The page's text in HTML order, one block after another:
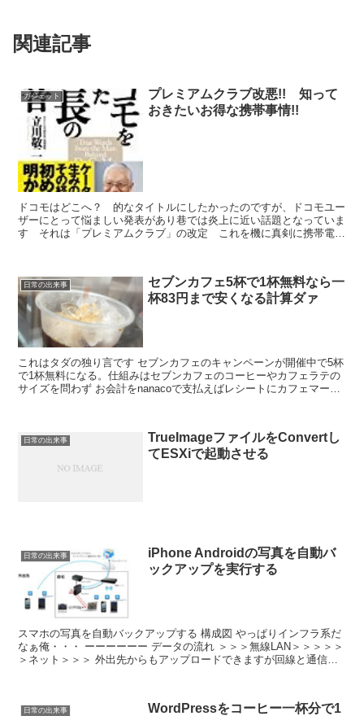
関連記事
ガジェット
プレミアムクラブ改悪!! 知って
おきたいお得な携帯事情!!
ドコモはどこへ？ 的なタイトルにしたかったのですが、ドコモユー
ザーにとって悩ましい発表があり巷では炎上に近い話題となっていま
す それは「プレミアムクラブ」の改定 これを機に真剣に携帯電話
日常の出来事
セブンカフェ5杯で1杯無料なら一
杯83円まで安くなる計算ダァ
これはタダの独り言です セブンカフェのキャンペーンが開催中で5杯
で1杯無料になる。仕組みはセブンカフェのコーヒーやカフェラテの
サイズを問わず お会計をnanacoで支払えばレシートにカフェマーク
日常の出来事
TrueImageファイルをConvertし
てESXiで起動させる
日常の出来事
iPhone Androidの写真を自動バ
ックアップを実行する
スマホの写真を自動バックアップする 構成図 やっぱりインフラ系だ
なぁ俺・・・ ーーーーーー データの流れ ＞＞＞無線LAN＞＞＞＞＞
＞ネット＞＞＞ 外出先からもアップロードできますが回線と通信費
日常の出来事
WordPressをコーヒー一杯分で1